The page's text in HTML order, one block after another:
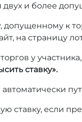
и более
допущенному к
на страницу
у
ставку».
ставку, если